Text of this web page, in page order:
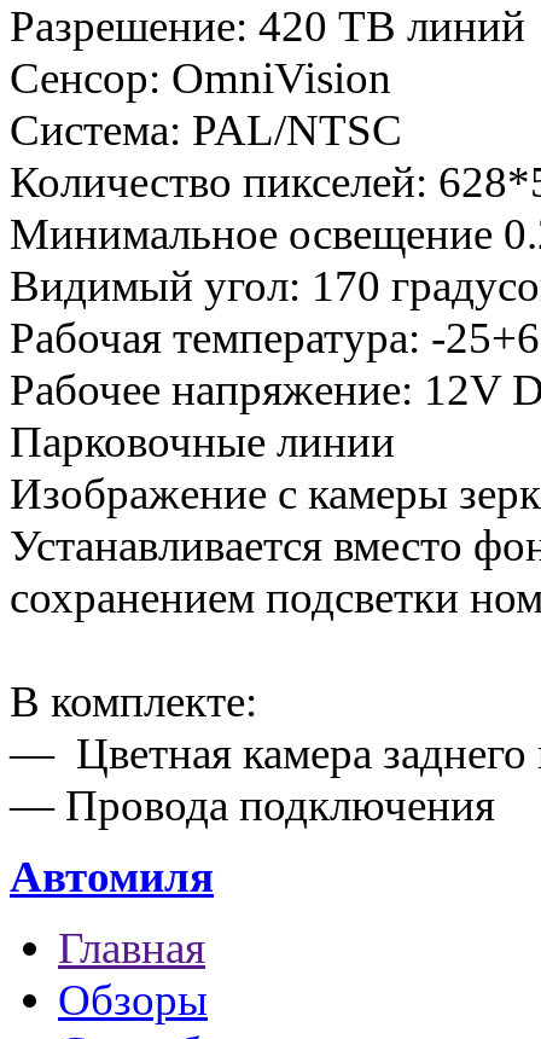
Разрешение: 420 ТВ линий
Сенсор: OmniVision
Система: PAL/NTSC
Количество пикселей:
Минимальное освещение
Видимый угол: 170
Рабочая температура: -
Рабочее напряжение: 12V
Парковочные линии
Изображение с камеры
Устанавливается вместо
сохранением подсветки
В комплекте:
— Цветная камера заднего
— Провода подключения
Автомиля
Главная
Обзоры